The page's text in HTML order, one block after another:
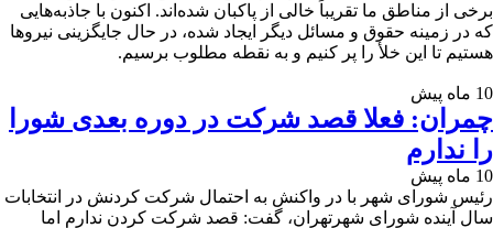
برخی از مناطق ما تقریباً خالی از پاکبان شده‌اند. اکنون با جاذبه‌هایی
که در زمینه حقوق و مسائل دیگر ایجاد شده، در حال جایگزینی نیروها
هستیم تا این خلأ را پر کنیم و به نقطه مطلوب برسیم.
10 ماه پیش
چمران: فعلا قصد شرکت در دوره بعدی شورا
را ندارم
10 ماه پیش
رئیس شورای شهر با در واکنش به احتمال شرکت کردنش در انتخابات
سال آینده شورای شهرتهران، گفت: قصد شرکت کردن ندارم اما